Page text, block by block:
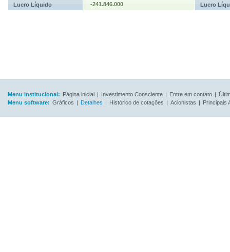
Lucro Líquido -241.846.000 Lucro
Menu institucional: Página inicial | Investimento Consciente | Entre em contato |
Menu software: Gráficos | Detalhes | Histórico de cotações | Acionistas | Principais